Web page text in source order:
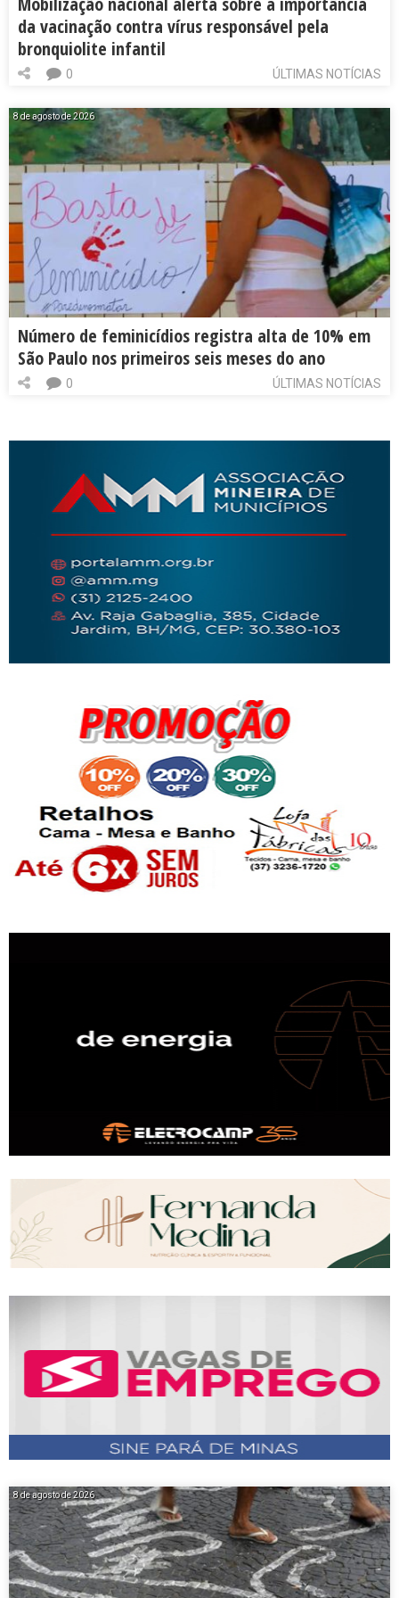
da vacinação contra vírus responsável pela
bronquiolite infantil
ÚLTIMAS NOTÍCIAS
0
8 de agosto de 2026
Número de feminicídios registra alta de 10% em
São Paulo nos primeiros seis meses do ano
ÚLTIMAS NOTÍCIAS
0
8 de agosto de 2026